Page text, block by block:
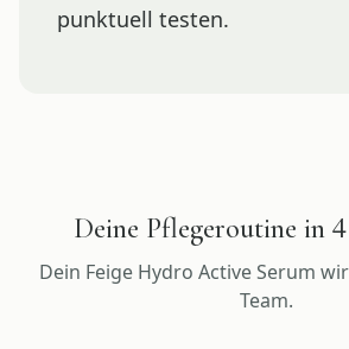
punktuell testen.
Deine Pflegeroutine in 4
Dein Feige Hydro Active Serum
Team.